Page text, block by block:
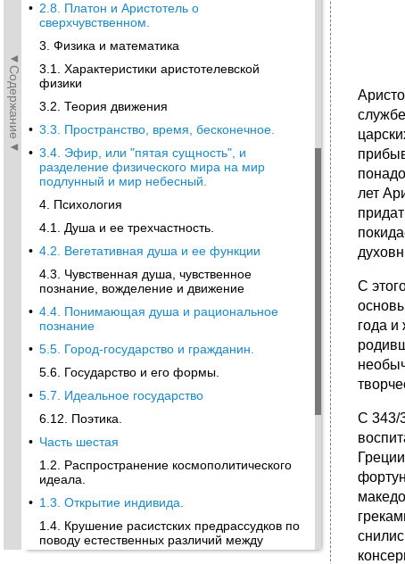
◄Содержание◄
• 2.8. Платон и Аристотель о
сверхчувственном.
3. Физика и математика
3.1. Характеристики аристотелевской
физики
3.2. Теория движения
• 3.3. Пространство, время, бесконечное.
• 3.4. Эфир, или "пятая сущность", и
разделение физического мира на мир
подлунный и мир небесный.
4. Психология
4.1. Душа и ее трехчастность.
• 4.2. Вегетативная душа и ее функции
4.3. Чувственная душа, чувственное
познание, вожделение и движение
• 4.4. Понимающая душа и рациональное
познание
• 5.5. Город-государство и гражданин.
5.6. Государство и его формы.
• 5.7. Идеальное государство
6.12. Поэтика.
• Часть шестая
1.2. Распространение космополитического
идеала.
• 1.3. Открытие индивида.
1.4. Крушение расистских предрассудков по
поводу естественных различий между
греками и варварами.
лет
С
года и
С 343/